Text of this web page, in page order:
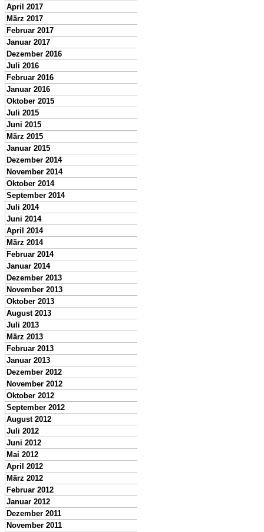
April 2017
März 2017
Februar 2017
Januar 2017
Dezember 2016
Juli 2016
Februar 2016
Januar 2016
Oktober 2015
Juli 2015
Juni 2015
März 2015
Januar 2015
Dezember 2014
November 2014
Oktober 2014
September 2014
Juli 2014
Juni 2014
April 2014
März 2014
Februar 2014
Januar 2014
Dezember 2013
November 2013
Oktober 2013
August 2013
Juli 2013
März 2013
Februar 2013
Januar 2013
Dezember 2012
November 2012
Oktober 2012
September 2012
August 2012
Juli 2012
Juni 2012
Mai 2012
April 2012
März 2012
Februar 2012
Januar 2012
Dezember 2011
November 2011